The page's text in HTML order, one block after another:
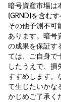
暗号資産市場は
(GRND)を含む
その他予測不可
あります。暗号
の成果を保証す
ては、ご自身で
したうえで、
すすめします。
て生じたいかな
かじめご了承く